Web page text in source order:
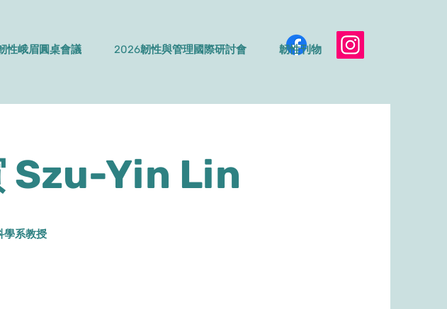
性峨眉圓桌會議 2026韌性與管理國際研討會 韌性刊物
Szu-Yin Lin
學系教授